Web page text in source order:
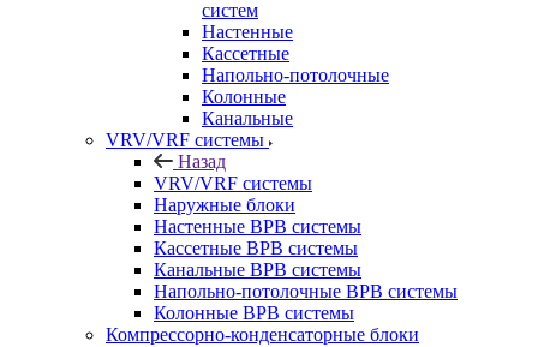
систем
Настенные
Кассетные
Напольно-потолочные
Колонные
Канальные
VRV/VRF системы
Назад
VRV/VRF системы
Наружные блоки
Настенные ВРВ системы
Кассетные ВРВ системы
Канальные ВРВ системы
Напольно-потолочные ВРВ системы
Колонные ВРВ системы
Компрессорно-конденсаторные блоки